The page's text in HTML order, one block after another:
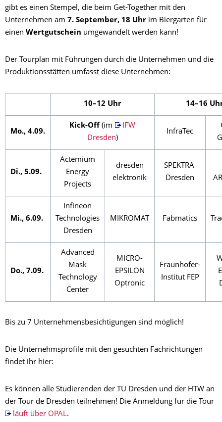
gibt es einen Stempel, die beim Get-Together mit den
Unternehmen am 7. September, 18 Uhr im Biergarten für
einen Wertgutschein umgewandelt werden kann!
Der Tourplan mit Führungen durch die Unternehmen und die
Produktionsstätten umfasst diese Unternehmen:
10–12 Uhr 14–16
Mo., 4.09.
Kick-Off (im
IFW
Dresden)
InfraTec
Di., 5.09.
Actemium
Energy
Projects
dresden
elektronik
SPEKTRA
Dresden
Mi., 6.09.
Infineon
Technologies
Dresden
MIKROMAT Fabmatics
Do., 7.09.
Advanced
Mask
Technology
Center
MICRO-
EPSILON
Optronic
Fraunhofer-
Institut FEP
Bis zu 7 Unternehmensbesichtigungen sind möglich!
Die Unternehmsprofile mit den gesuchten Fachrichtungen
findet ihr hier:
Es können alle Studierenden der TU Dresden und der HTW an
der Tour de Dresden teilnehmen! Die Anmeldung für die Tour
läuft über OPAL.